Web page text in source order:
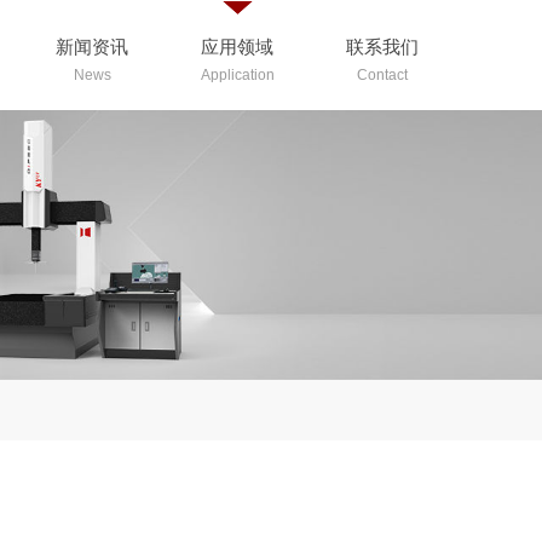
新闻资讯
News
应用领域
Application
联系我们
Contact